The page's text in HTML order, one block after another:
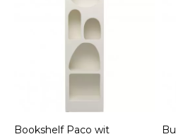
Bookshelf Paco wit